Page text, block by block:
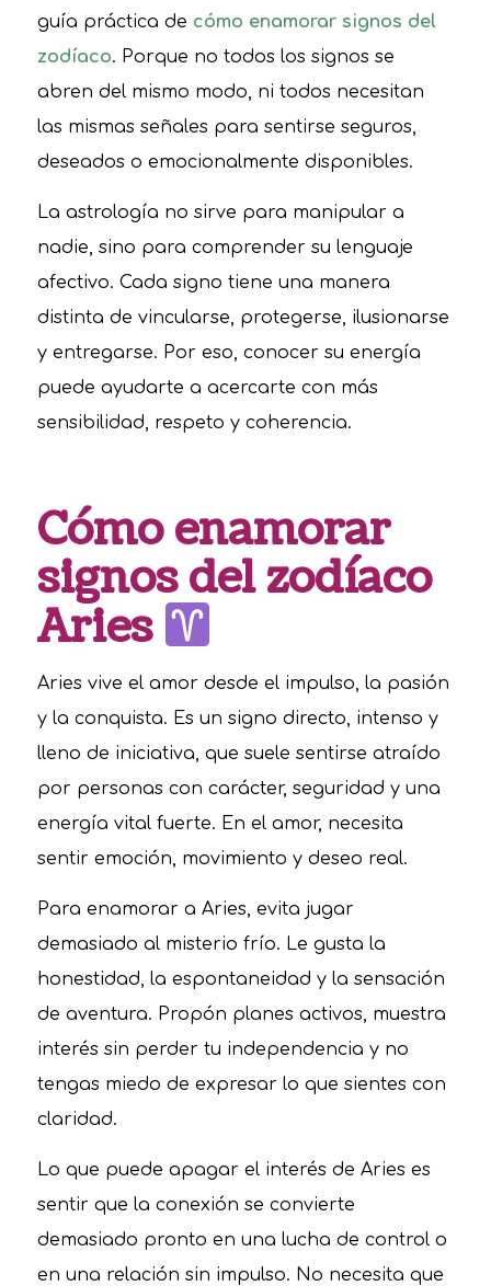
guía práctica de cómo enamorar signos del
zodíaco. Porque no todos los signos se
abren del mismo modo, ni todos necesitan
las mismas señales para sentirse seguros,
deseados o emocionalmente disponibles.
La astrología no sirve para manipular a
nadie, sino para comprender su lenguaje
afectivo. Cada signo tiene una manera
distinta de vincularse, protegerse, ilusionarse
y entregarse. Por eso, conocer su energía
puede ayudarte a acercarte con más
sensibilidad, respeto y coherencia.
Cómo enamorar
signos del zodíaco
Aries
Aries vive el amor desde el impulso, la pasión
y la conquista. Es un signo directo, intenso y
lleno de iniciativa, que suele sentirse atraído
por personas con carácter, seguridad y una
energía vital fuerte. En el amor, necesita
sentir emoción, movimiento y deseo real.
Para enamorar a Aries, evita jugar
demasiado al misterio frío. Le gusta la
honestidad, la espontaneidad y la sensación
de aventura. Propón planes activos, muestra
interés sin perder tu independencia y no
tengas miedo de expresar lo que sientes con
claridad.
Lo que puede apagar el interés de Aries es
sentir que la conexión se convierte
demasiado pronto en una lucha de control o
en una relación sin impulso. No necesita que